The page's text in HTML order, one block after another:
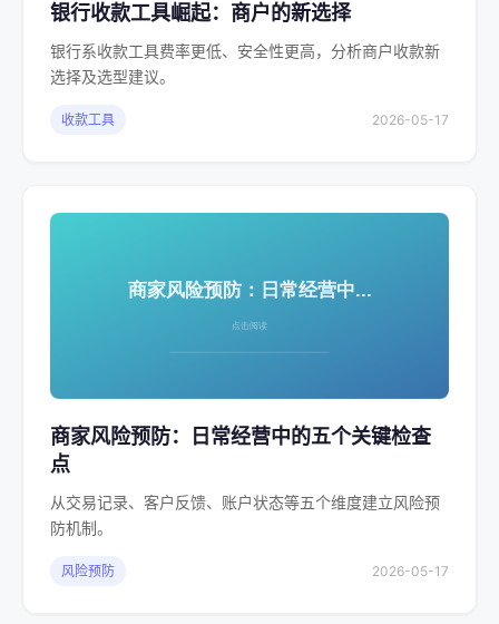
银行收款工具崛起：商户的新选择
银行系收款工具费率更低、安全性更高，分析商户收款新
选择及选型建议。
收款工具 2026-05-17
商家风险预防：日常经营中的五个关键检查
点
从交易记录、客户反馈、账户状态等五个维度建立风险预
防机制。
风险预防 2026-05-17